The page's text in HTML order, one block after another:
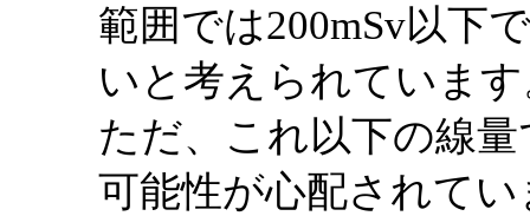
範囲では200mSv以下
いと考えられていま
ただ、これ以下の線
可能性が心配されて